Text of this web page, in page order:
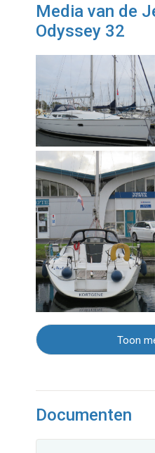
Media van de
Odyssey 32
Toon
Documenten